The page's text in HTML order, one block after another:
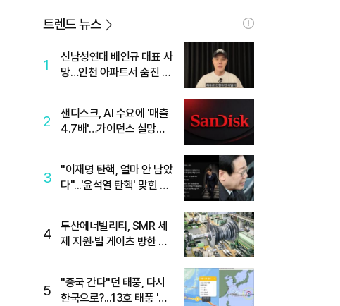
트렌드 뉴스
1
신남성연대 배인규 대표 사
망…인천 아파트서 숨진 채
2
샌디스크, AI 수요에 '매출
4.7배'…가이던스 실망에
3
"이재명 탄핵, 얼마 안 남았
다"...'윤석열 탄핵' 맞힌 무
4
두산에너빌리티, SMR 세
제 지원·빌 게이츠 방한 기
5
"중국 간다"던 태풍, 다시
한국으로?...13호 태풍 '돌